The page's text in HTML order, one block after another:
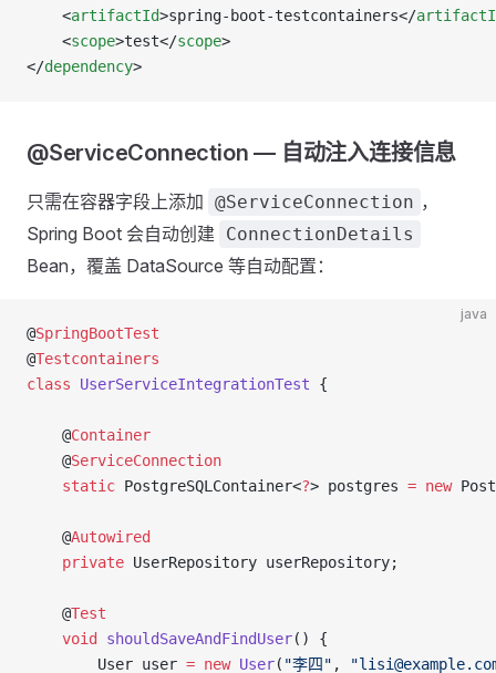
    <
artifactId>spring-boot-testcontainers</
    <
scope>test</scope>
</dependency>
@ServiceConnection — 自动注入连接信息
只需在容器字段上添加 @ServiceConnection ，
Spring Boot 会自动创建
ConnectionDetails
Bean，覆盖 DataSource 等自动配置：
java
@SpringBootTest
@Testcontainers
class UserServiceIntegrationTest {
    @
Container
    @
ServiceConnection
    static
PostgreSQLContainer<?> postgres = new
    @
Autowired
    private
UserRepository userRepository;
    @
Test
    void
shouldSaveAndFindUser() {
        User user
= new User( "李四" ,